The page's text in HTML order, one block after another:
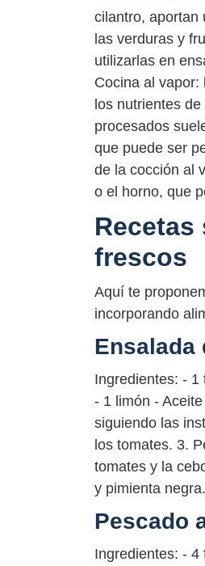
cilantro, aportan
las verduras y
utilizarlas en
Cocina al
los nutrientes
procesados
que puede ser
de la cocción al
o el horno, que
frescos
Aquí te
incorporando
Ensalada
Ingredientes: - 1
- 1 limón -
siguiendo las
los tomates. 3.
tomates y la
y pimienta
Pescado
Ingredientes: -